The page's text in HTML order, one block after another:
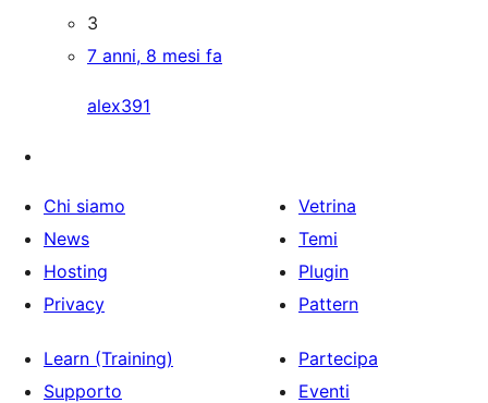
3
7 anni, 8 mesi fa
alex391
Chi siamo
News
Hosting
Privacy
Vetrina
Temi
Plugin
Pattern
Learn (Training)
Supporto
Partecipa
Eventi